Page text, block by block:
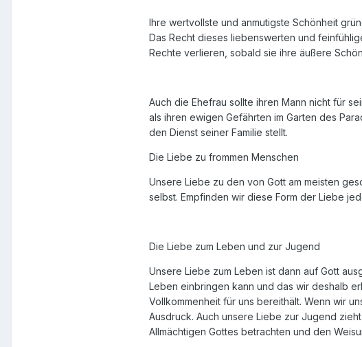
Ihre wertvollste und anmutigste Schönheit
Das Recht dieses liebenswerten und
Rechte verlieren, sobald sie ihre äußere
Auch die Ehefrau sollte ihren Mann nicht für
als ihren ewigen Gefährten im Garten des
den Dienst seiner Familie stellt.
Die Liebe zu frommen Menschen
Unsere Liebe zu den von Gott am meisten
selbst. Empfinden wir diese Form der Liebe
Die Liebe zum Leben und zur Jugend
Unsere Liebe zum Leben ist dann auf Gott
Leben einbringen kann und das wir deshalb
Vollkommenheit für uns bereithält. Wenn wir
Ausdruck. Auch unsere Liebe zur Jugend
Allmächtigen Gottes betrachten und den